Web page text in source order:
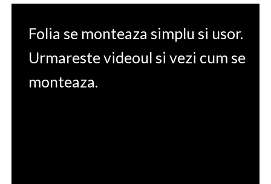
Folia se monteaza simplu si usor.
Urmareste videoul si vezi cum se
monteaza.